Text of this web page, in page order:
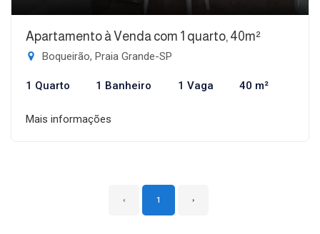
Apartamento à Venda com 1 quarto, 40m²
Boqueirão, Praia Grande-SP
1 Quarto 1 Banheiro 1 Vaga 40 m²
Mais informações
‹ 1 ›